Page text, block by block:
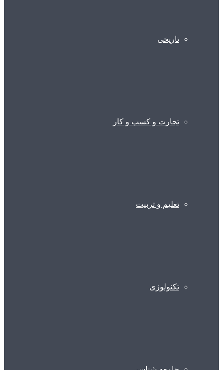
تاریخی
تجارت و کسب و کار
تعلیم و تربیت
تکنولوژی